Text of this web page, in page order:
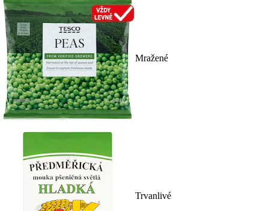
Mražené
Trvanlivé